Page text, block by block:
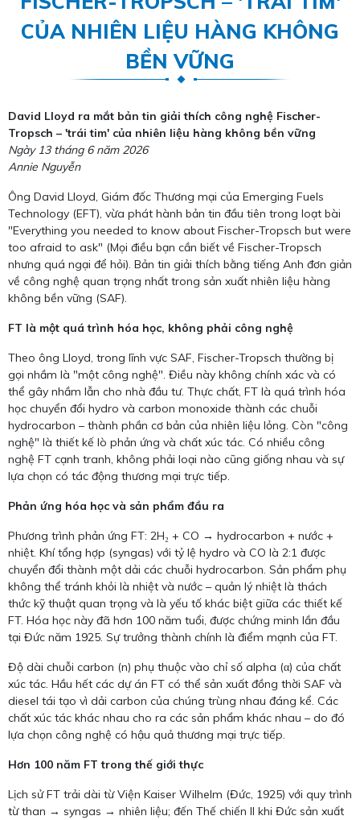
CỦA NHIÊN LIỆU HÀNG KHÔNG
BỀN VỮNG
David Lloyd ra mắt bản tin giải thích công nghệ Fischer-
Tropsch – 'trái tim' của nhiên liệu hàng không bền vững
Ngày 13 tháng 6 năm 2026
Annie Nguyễn
Ông David Lloyd, Giám đốc Thương mại của Emerging Fuels
Technology (EFT), vừa phát hành bản tin đầu tiên trong loạt bài
"Everything you needed to know about Fischer-Tropsch but were
too afraid to ask" (Mọi điều bạn cần biết về Fischer-Tropsch
nhưng quá ngại để hỏi). Bản tin giải thích bằng tiếng Anh đơn giản
về công nghệ quan trọng nhất trong sản xuất nhiên liệu hàng
không bền vững (SAF).
FT là một quá trình hóa học, không phải công nghệ
Theo ông Lloyd, trong lĩnh vực SAF, Fischer-Tropsch thường bị
gọi nhầm là "một công nghệ". Điều này không chính xác và có
thể gây nhầm lẫn cho nhà đầu tư. Thực chất, FT là quá trình hóa
học chuyển đổi hydro và carbon monoxide thành các chuỗi
hydrocarbon – thành phần cơ bản của nhiên liệu lỏng. Còn "công
nghệ" là thiết kế lò phản ứng và chất xúc tác. Có nhiều công
nghệ FT cạnh tranh, không phải loại nào cũng giống nhau và sự
lựa chọn có tác động thương mại trực tiếp.
Phản ứng hóa học và sản phẩm đầu ra
Phương trình phản ứng FT: 2H₂ + CO → hydrocarbon + nước +
nhiệt. Khí tổng hợp (syngas) với tỷ lệ hydro và CO là 2:1 được
chuyển đổi thành một dải các chuỗi hydrocarbon. Sản phẩm phụ
không thể tránh khỏi là nhiệt và nước – quản lý nhiệt là thách
thức kỹ thuật quan trọng và là yếu tố khác biệt giữa các thiết kế
FT. Hóa học này đã hơn 100 năm tuổi, được chứng minh lần đầu
tại Đức năm 1925. Sự trưởng thành chính là điểm mạnh của FT.
Độ dài chuỗi carbon (n) phụ thuộc vào chỉ số alpha (α) của chất
xúc tác. Hầu hết các dự án FT có thể sản xuất đồng thời SAF và
diesel tái tạo vì dải carbon của chúng trùng nhau đáng kể. Các
chất xúc tác khác nhau cho ra các sản phẩm khác nhau – do đó
lựa chọn công nghệ có hậu quả thương mại trực tiếp.
Hơn 100 năm FT trong thế giới thực
Lịch sử FT trải dài từ Viện Kaiser Wilhelm (Đức, 1925) với quy trình
từ than → syngas → nhiên liệu; đến Thế chiến II khi Đức sản xuất